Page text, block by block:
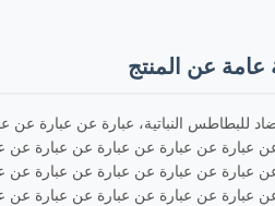
عامة عن المنتج
للبطاطس النباتية، عبارة عن عبارة
عبارة عن عبارة عن عبارة عن عبارة
عبارة عن عبارة عن عبارة عن عبارة
عبارة عن عبارة عن عبارة عن عبارة